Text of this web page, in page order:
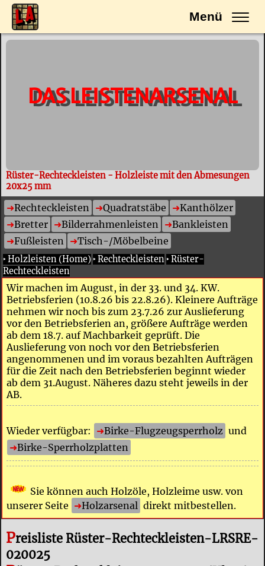
Menü
DAS LEISTENARSENAL
Rüster-Rechteckleisten - Holzleiste mit den Abmesungen
20x25 mm
Rechteckleisten Quadratstäbe
Kanthölzer
Bretter
Bilderrahmenleisten
Bankleisten
Fußleisten
Tisch-/Möbelbeine
‣Holzleisten (Home) ‣Rechteckleisten ‣Rüster-
Rechteckleisten
Wir machen im August, in der 33. und 34. KW.
Betriebsferien (10.8.26 bis 22.8.26). Kleinere Aufträge
nehmen wir noch bis zum 23.7.26 zur Auslieferung
vor den Betriebsferien an, größere Aufträge werden
ab dem 18.7. auf Machbarkeit geprüft. Die
Auslieferung von noch vor den Betriebsferien
angenommenen und im voraus bezahlten Aufträgen
für die Zeit nach den Betriebsferien beginnt wieder
ab dem 31.August. Näheres dazu steht jeweils in der
AB.
Wieder verfügbar: Birke-Flugzeugsperrholz und
Birke-Sperrholzplatten
Sie können auch Holzöle, Holzleime usw. von
unserer Seite
Holzarsenal direkt mitbestellen.
Preisliste Rüster-Rechteckleisten-LRSRE-
020025